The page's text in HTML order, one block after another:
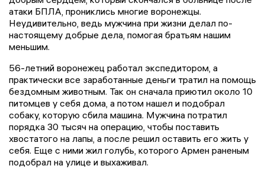
атаки БПЛА, прониклись многие воронежцы.
Неудивительно, ведь мужчина при жизни делал по-
настоящему добрые дела, помогая братьям нашим
меньшим.
56-летний воронежец работал экспедитором, а
практически все заработанные деньги тратил на помощь
бездомным животным. Так он сначала приютил около 10
питомцев у себя дома, а потом нашел и подобрал
собаку, которую сбила машина. Мужчина потратил
порядка 30 тысяч на операцию, чтобы поставить
хвостатого на лапы, а после решил оставить его жить у
себя. Еще с ними жил голубь, которого Армен раненым
подобрал на улице и выхаживал.